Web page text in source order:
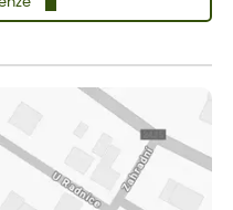
a zatím jsem spokojená se
celková spokojenost.